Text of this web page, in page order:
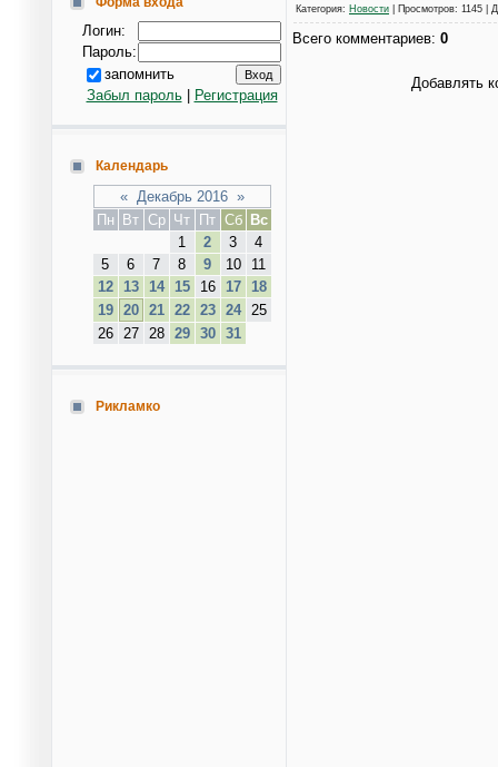
Логин:
Пароль:
запомнить
Забыл пароль| Регистрация
Календарь
« Декабрь 2016 »
Пн
Вт Ср Чт Пт Сб
Вс
1
2 3
4
5
6 7 8 9 10
11
12
13 14 15 16 17
18
19
20 21 22 23 24
25
26
27 28 29 30 31
Рикламко
Категория: Новости Просмотров: 1145 |
Всего комментариев: 0
Добавлять